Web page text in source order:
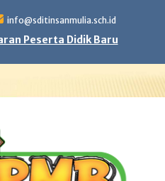
info@sditinsanmulia.sch.id
Peserta Didik Baru